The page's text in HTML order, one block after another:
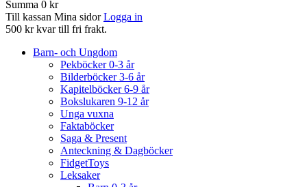
Summa 0 kr
Till kassan Mina sidor Logga in
500 kr kvar till fri frakt.
Barn- och Ungdom
Pekböcker 0-3 år
Bilderböcker 3-6 år
Kapitelböcker 6-9 år
Bokslukaren 9-12 år
Unga vuxna
Faktaböcker
Saga & Present
Anteckning & Dagböcker
FidgetToys
Leksaker